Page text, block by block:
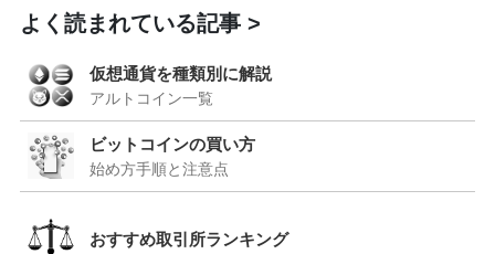
よく読まれている記事
仮想通貨を種類別に解説
アルトコイン一覧
ビットコインの買い方
始め方手順と注意点
おすすめ取引所ランキング